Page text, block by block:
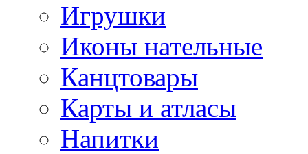
Игрушки
Иконы нательные
Канцтовары
Карты и атласы
Напитки